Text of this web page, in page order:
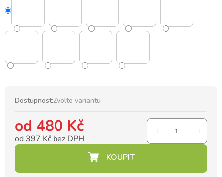
Dostupnost:Zvolte variantu
od 480 Kč
od 397 Kč bez DPH